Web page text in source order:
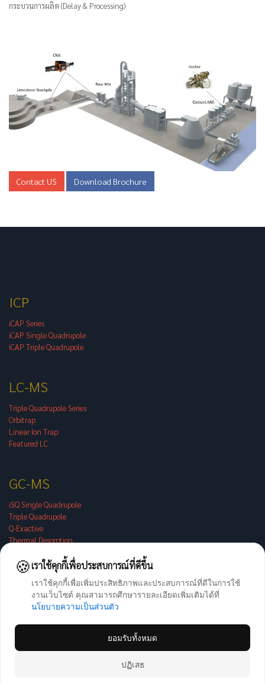
🍪เราใช้คุกกี้เพื่อประสบการณ์ที่ดีขึ้น
เราใช้คุกกี้เพื่อเพิ่มประสิทธิภาพและประสบการณ์ที่ดีในการใช้
งานเว็บไซต์ คุณสามารถศึกษารายละเอียดเพิ่มเติมได้ที่
นโยบายความเป็นส่วนตัว
ปฏิเสธ
ยอมรับทั้งหมด
กระบวนการผลิต (Delay & Processing)
Contact US Download Brochure
ICP
iCAP Series
iCAP Single Quadrupole
iCAP Triple Quadrupole
LC-MS
Triple Quadrupole Series
Orbitrap
Linear Ion Trap
Featured LC
GC-MS
iSQ Single Quadrupole
Triple Quadrupole
Q-Exactive
Thermal Desorption
Others
Radiation Measurement
Discrete Photometric
Atomics Absorption
Copyright © 2026 - All Rights Reserved